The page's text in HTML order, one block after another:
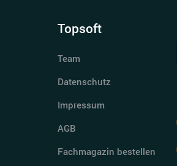
Topsoft
Team
Datenschutz
Impressum
AGB
Fachmagazin bestellen